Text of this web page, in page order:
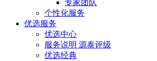
专家团队
个性化服务
优选服务
优选中心
服务说明 源泰评级
优选经典